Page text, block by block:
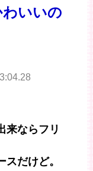
わいいの
来ならフリ
だけど。